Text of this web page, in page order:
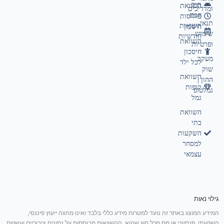
השוואת
פוליסות
חיסכון
השוואת
חיסכון
לכל ילד
השוואת
קופות
גמל
השוואת
בתי
השקעות
למסחר
עצמאי
ומדריכים
תנאי
שימוש
ופרטיות
מעקב
שוק
ההון |
גמלטופ
תיק
חכם
תשואות
חודשיות
גילוי נאות
המידע המוצג באתר זה נועד למטרות מידע כללי בלבד ואינו מהווה ייעוץ פיננסי,